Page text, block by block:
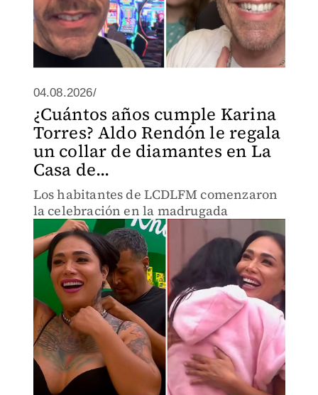
04.08.2026/
¿Cuántos años cumple Karina
Torres? Aldo Rendón le regala
un collar de diamantes en La
Casa de...
Los habitantes de LCDLFM comenzaron
la celebración en la madrugada